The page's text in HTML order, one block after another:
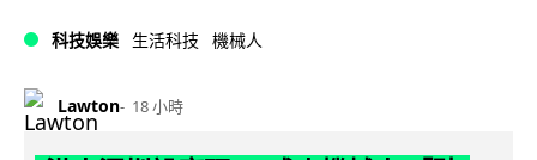
科技娛樂 生活科技 機械人
Lawton 18 小時